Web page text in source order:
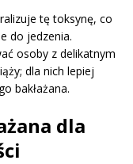
tę toksynę, co
do jedzenia.
osoby z delikatnym
dla nich lepiej
bakłażana.
dla